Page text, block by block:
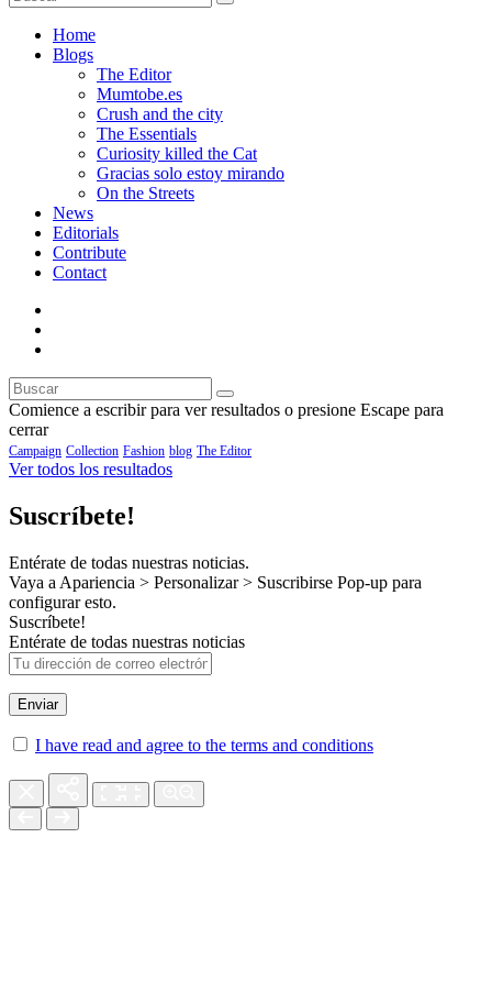
Home
Blogs
The Editor
Mumtobe.es
Crush and the city
The Essentials
Curiosity killed the Cat
Gracias solo estoy mirando
On the Streets
News
Editorials
Contribute
Contact
Comience a escribir para ver resultados o presione Escape para
cerrar
Campaign Collection Fashion blog The Editor
Ver todos los resultados
Suscríbete!
Entérate de todas nuestras noticias.
Vaya a Apariencia > Personalizar > Suscribirse Pop-up para
configurar esto.
Suscríbete!
Entérate de todas nuestras noticias
I have read and agree to the terms and conditions